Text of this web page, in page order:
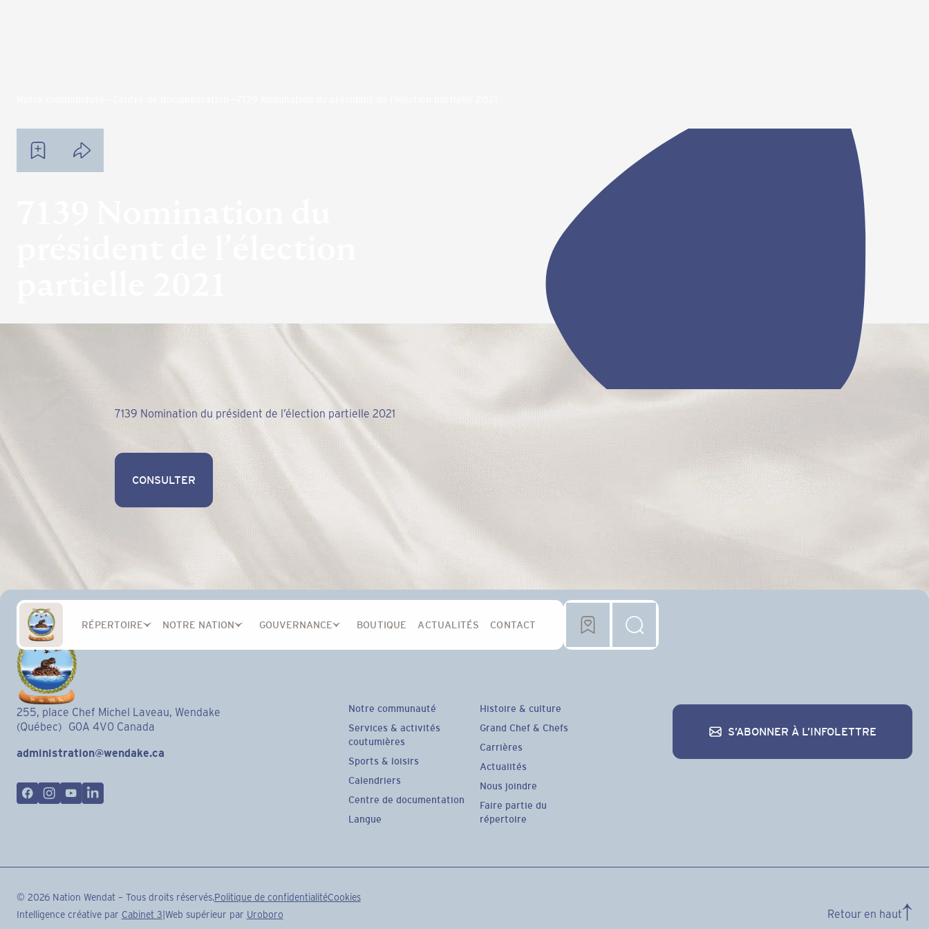
7139 Nomination du président de l’élection partielle 2021
CONSULTER
CONSULTER
RÉPERTOIRE NOTRE NATION GOUVERNANCE BOUTIQUE ACTUALITÉS CONTACT
255, place Chef Michel Laveau, Wendake
(Québec) G0A 4V0 Canada
administration@wendake.ca
Notre communauté
Services & activités
coutumières
Sports & loisirs
Calendriers
Centre de documentation
Langue
Histoire & culture
Grand Chef & Chefs
Carrières
Actualités
Nous joindre
Faire partie du
répertoire
S’ABONNER À L’INFOLETTRE
S’abonner à l’infolettre
© 2026Nation Wendat – Tous droits réservés.Politique de confidentialitéCookies
Intelligence créative par Cabinet 3|Web supérieur par Uroboro Retour en haut